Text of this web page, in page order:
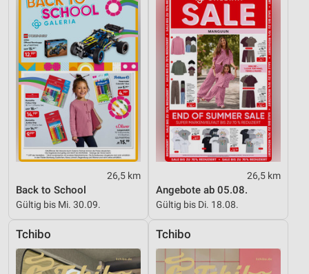
26,5 km
Back to School
Gültig bis Mi. 30.09.
26,5 km
Angebote ab 05.08.
Gültig bis Di. 18.08.
Tchibo Tchibo